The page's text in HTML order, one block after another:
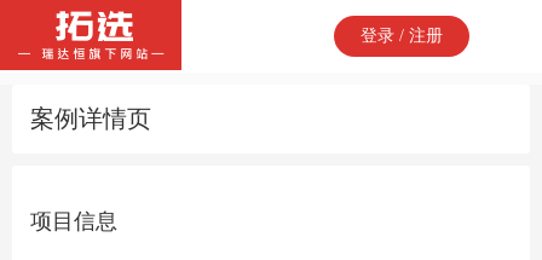
登录 / 注册
案例详情页
项目信息